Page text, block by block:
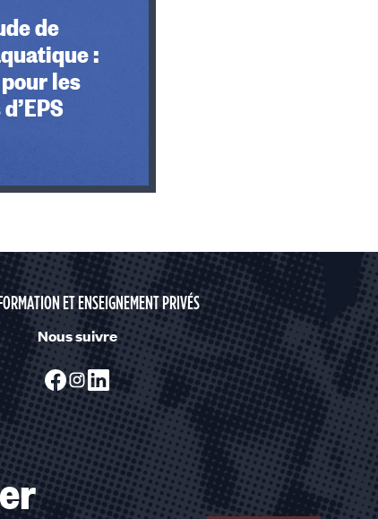
de
:
les
ET ENSEIGNEMENT PRIVÉS
Nous suivre